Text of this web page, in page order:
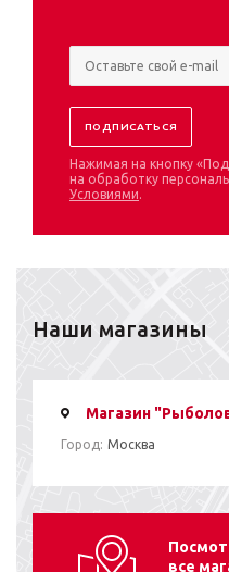
Нажимая на кнопку
на обработку
Условиями.
Наши магазины
Магазин
Город: Москва
все